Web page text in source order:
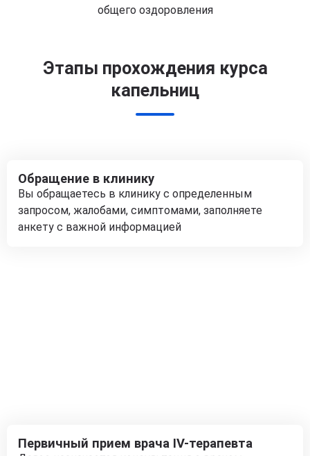
общего оздоровления
Этапы прохождения курса
капельниц
Обращение в клинику
Вы обращаетесь в клинику с определенным
запросом, жалобами, симптомами, заполняете
анкету с важной информацией
Первичный прием врача IV-терапевта